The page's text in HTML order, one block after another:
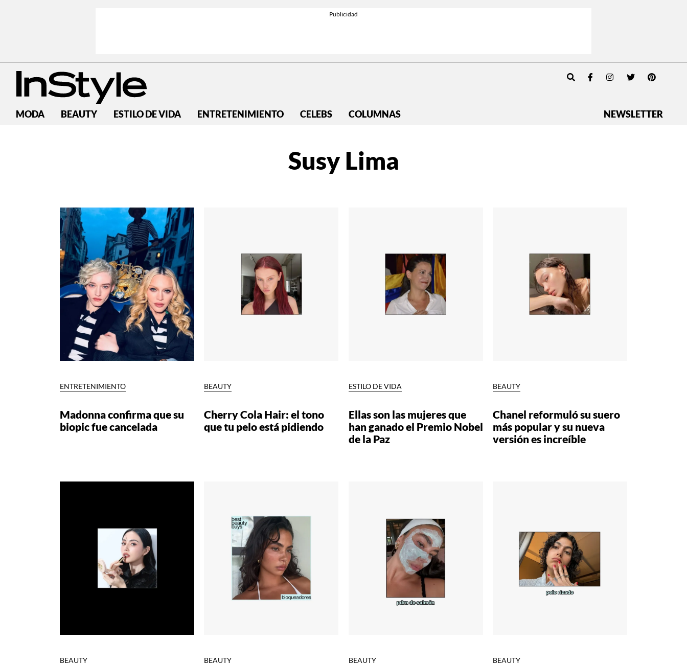
MODA BEAUTY ESTILO DE VIDA ENTRETENIMIENTO CELEBS COLUMNAS NEWSLETTER
Susy Lima
ENTRETENIMIENTO
Madonna confirma que su
biopic fue cancelada
BEAUTY
Cherry Cola Hair: el tono
que tu pelo está pidiendo
ESTILO DE VIDA
Ellas son las mujeres que
han ganado el Premio Nobel
de la Paz
BEAUTY
Chanel reformuló su suero
más popular y su nueva
versión es increíble
BEAUTY BEAUTY BEAUTY BEAUTY